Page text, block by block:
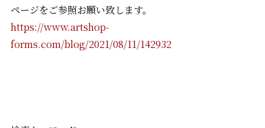
ページをご参照お願い致します。
https://www.artshop-
forms.com/blog/2021/08/11/142932